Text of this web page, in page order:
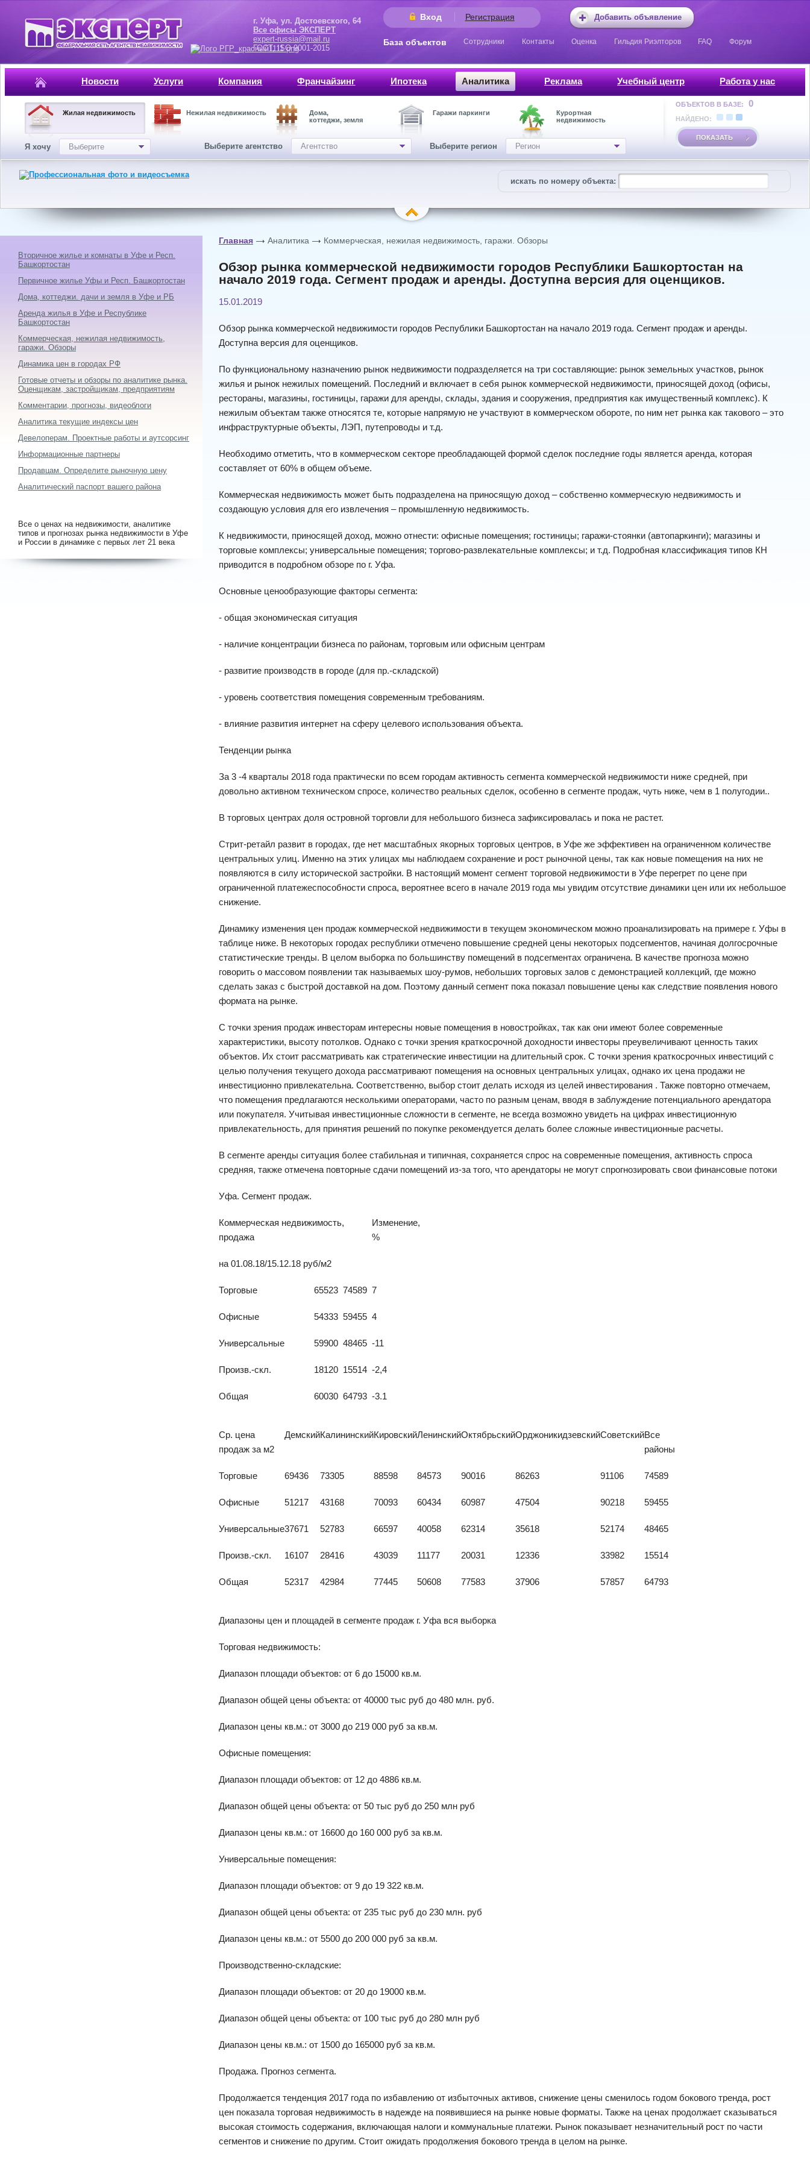
Добавить объявление
Вход Регистрация
г. Уфа, ул. Достоевского, 64
Все офисы ЭКСПЕРТ
expert-russia@mail.ru
ГОСТ, ISO 9001-2015
База объектов Сотрудники Контакты Оценка Гильдия Риэлторов FAQ Форум
Новости Услуги Компания Франчайзинг Ипотека Аналитика Реклама Учебный центр Работа у нас
Жилая недвижимость Нежилая недвижимость
Дома,
коттеджи, земля
Гаражи паркинги
Курортная
недвижимость
Я хочу Выберите Выберите агентство Агентство Выберите регион Регион
ОБЪЕКТОВ В БАЗЕ: 0
НАЙДЕНО:
ПОКАЗАТЬ
искать по номеру объекта:
Главная Аналитика Коммерческая, нежилая недвижимость, гаражи. Обзоры
Обзор рынка коммерческой недвижимости городов Республики Башкортостан на
начало 2019 года. Сегмент продаж и аренды. Доступна версия для оценщиков.
15.01.2019
Обзор рынка коммерческой недвижимости городов Республики Башкортостан на начало 2019 года. Сегмент продаж и аренды.
Доступна версия для оценщиков.
По функциональному назначению рынок недвижимости подразделяется на три составляющие: рынок земельных участков, рынок
жилья и рынок нежилых помещений. Последний и включает в себя рынок коммерческой недвижимости, приносящей доход (офисы,
рестораны, магазины, гостиницы, гаражи для аренды, склады, здания и сооружения, предприятия как имущественный комплекс). К
нежилым объектам также относятся те, которые напрямую не участвуют в коммерческом обороте, по ним нет рынка как такового – это
инфраструктурные объекты, ЛЭП, путепроводы и т.д.
Необходимо отметить, что в коммерческом секторе преобладающей формой сделок последние годы является аренда, которая
составляет от 60% в общем объеме.
Коммерческая недвижимость может быть подразделена на приносящую доход – собственно коммерческую недвижимость и
создающую условия для его извлечения – промышленную недвижимость.
К недвижимости, приносящей доход, можно отнести: офисные помещения; гостиницы; гаражи-стоянки (автопаркинги); магазины и
торговые комплексы; универсальные помещения; торгово-развлекательные комплексы; и т.д. Подробная классификация типов КН
приводится в подробном обзоре по г. Уфа.
Основные ценообразующие факторы сегмента:
- общая экономическая ситуация
- наличие концентрации бизнеса по районам, торговым или офисным центрам
- развитие производств в городе (для пр.-складской)
- уровень соответствия помещения современным требованиям.
- влияние развития интернет на сферу целевого использования объекта.
Тенденции рынка
За 3 -4 кварталы 2018 года практически по всем городам активность сегмента коммерческой недвижимости ниже средней, при
довольно активном техническом спросе, количество реальных сделок, особенно в сегменте продаж, чуть ниже, чем в 1 полугодии..
В торговых центрах доля островной торговли для небольшого бизнеса зафиксировалась и пока не растет.
Стрит-ретайл развит в городах, где нет масштабных якорных торговых центров, в Уфе же эффективен на ограниченном количестве
центральных улиц. Именно на этих улицах мы наблюдаем сохранение и рост рыночной цены, так как новые помещения на них не
появляются в силу исторической застройки. В настоящий момент сегмент торговой недвижимости в Уфе перегрет по цене при
ограниченной платежеспособности спроса, вероятнее всего в начале 2019 года мы увидим отсутствие динамики цен или их небольшое
снижение.
Динамику изменения цен продаж коммерческой недвижимости в текущем экономическом можно проанализировать на примере г. Уфы в
таблице ниже. В некоторых городах республики отмечено повышение средней цены некоторых подсегментов, начиная долгосрочные
статистические тренды. В целом выборка по большинству помещений в подсегментах ограничена. В качестве прогноза можно
говорить о массовом появлении так называемых шоу-румов, небольших торговых залов с демонстрацией коллекций, где можно
сделать заказ с быстрой доставкой на дом. Поэтому данный сегмент пока показал повышение цены как следствие появления нового
формата на рынке.
С точки зрения продаж инвесторам интересны новые помещения в новостройках, так как они имеют более современные
характеристики, высоту потолков. Однако с точки зрения краткосрочной доходности инвесторы преувеличивают ценность таких
объектов. Их стоит рассматривать как стратегические инвестиции на длительный срок. С точки зрения краткосрочных инвестиций с
целью получения текущего дохода рассматривают помещения на основных центральных улицах, однако их цена продажи не
инвестиционно привлекательна. Соответственно, выбор стоит делать исходя из целей инвестирования . Также повторно отмечаем,
что помещения предлагаются несколькими операторами, часто по разным ценам, вводя в заблуждение потенциального арендатора
или покупателя. Учитывая инвестиционные сложности в сегменте, не всегда возможно увидеть на цифрах инвестиционную
привлекательность, для принятия решений по покупке рекомендуется делать более сложные инвестиционные расчеты.
В сегменте аренды ситуация более стабильная и типичная, сохраняется спрос на современные помещения, активность спроса
средняя, также отмечена повторные сдачи помещений из-за того, что арендаторы не могут спрогнозировать свои финансовые потоки
Уфа. Сегмент продаж.
Коммерческая недвижимость,
продажа
Изменение,
%
на 01.08.18/15.12.18 руб/м2
Торговые 65523 74589 7
Офисные 54333 59455 4
Универсальные 59900 48465 -11
Произв.-скл. 18120 15514 -2,4
Общая 60030 64793 -3.1
Ср. цена
продаж за м2
ДемскийКалининскийКировскийЛенинскийОктябрьскийОрджоникидзевскийСоветскийВсе
районы
Торговые 69436 73305 88598 84573 90016 86263 91106 74589
Офисные 51217 43168 70093 60434 60987 47504 90218 59455
Универсальные37671 52783 66597 40058 62314 35618 52174 48465
Произв.-скл. 16107 28416 43039 11177 20031 12336 33982 15514
Общая 52317 42984 77445 50608 77583 37906 57857 64793
Диапазоны цен и площадей в сегменте продаж г. Уфа вся выборка
Торговая недвижимость:
Диапазон площади объектов: от 6 до 15000 кв.м.
Диапазон общей цены объекта: от 40000 тыс руб до 480 млн. руб.
Диапазон цены кв.м.: от 3000 до 219 000 руб за кв.м.
Офисные помещения:
Диапазон площади объектов: от 12 до 4886 кв.м.
Диапазон общей цены объекта: от 50 тыс руб до 250 млн руб
Диапазон цены кв.м.: от 16600 до 160 000 руб за кв.м.
Универсальные помещения:
Диапазон площади объектов: от 9 до 19 322 кв.м.
Диапазон общей цены объекта: от 235 тыс руб до 230 млн. руб
Диапазон цены кв.м.: от 5500 до 200 000 руб за кв.м.
Производственно-складские:
Диапазон площади объектов: от 20 до 19000 кв.м.
Диапазон общей цены объекта: от 100 тыс руб до 280 млн руб
Диапазон цены кв.м.: от 1500 до 165000 руб за кв.м.
Продажа. Прогноз сегмента.
Продолжается тенденция 2017 года по избавлению от избыточных активов, снижение цены сменилось годом бокового тренда, рост
цен показала торговая недвижимость в надежде на появившиеся на рынке новые форматы. Также на ценах продолжает сказываться
высокая стоимость содержания, включающая налоги и коммунальные платежи. Рынок показывает незначительный рост по части
сегментов и снижение по другим. Стоит ожидать продолжения бокового тренда в целом на рынке.
Вторичное жилье и комнаты в Уфе и Респ.
Башкортостан
Первичное жилье Уфы и Респ. Башкортостан
Дома, коттеджи. дачи и земля в Уфе и РБ
Аренда жилья в Уфе и Республике
Башкортостан
Коммерческая, нежилая недвижимость,
гаражи. Обзоры
Динамика цен в городах РФ
Готовые отчеты и обзоры по аналитике рынка.
Оценщикам, застройщикам, предприятиям
Комментарии, прогнозы, видеоблоги
Аналитика текущие индексы цен
Девелоперам. Проектные работы и аутсорсинг
Информационные партнеры
Продавцам. Определите рыночную цену
Аналитический паспорт вашего района
Все о ценах на недвижимости, аналитике
типов и прогнозах рынка недвижимости в Уфе
и России в динамике с первых лет 21 века